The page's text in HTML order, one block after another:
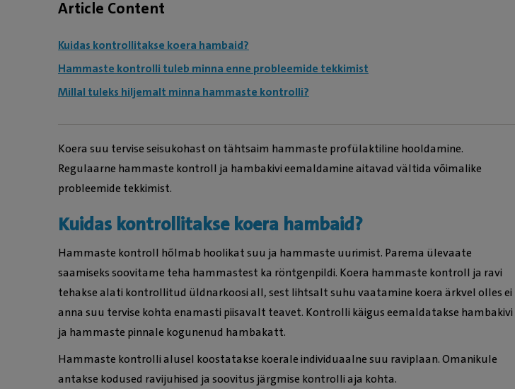
Article Content
Kuidas kontrollitakse koera hambaid?
Hammaste kontrolli tuleb minna enne probleemide tekkimist
Millal tuleks hiljemalt minna hammaste kontrolli?
Koera suu tervise seisukohast on tähtsaim hammaste profülaktiline hooldamine.
Regulaarne hammaste kontroll ja hambakivi eemaldamine aitavad vältida võimalike
probleemide tekkimist.
Kuidas kontrollitakse koera hambaid?
Hammaste kontroll hõlmab hoolikat suu ja hammaste uurimist. Parema ülevaate
saamiseks soovitame teha hammastest ka röntgenpildi. Koera hammaste kontroll ja ravi
tehakse alati kontrollitud üldnarkoosi all, sest lihtsalt suhu vaatamine koera ärkvel olles ei
anna suu tervise kohta enamasti piisavalt teavet. Kontrolli käigus eemaldatakse hambakivi
ja hammaste pinnale kogunenud hambakatt.
Hammaste kontrolli alusel koostatakse koerale individuaalne suu raviplaan. Omanikule
antakse kodused ravijuhised ja soovitus järgmise kontrolli aja kohta.